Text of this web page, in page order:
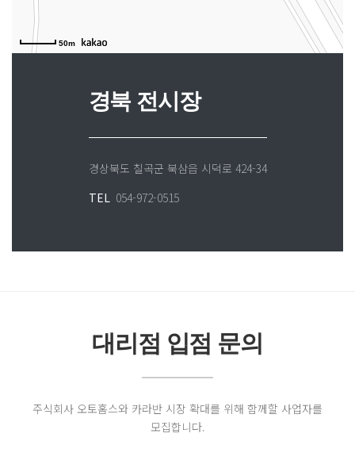
50m
경북 전시장
경상북도 칠곡군 북삼읍 시덕로 424-34
TEL 054-972-0515
대리점 입점 문의
주식회사 오토홈스와 카라반 시장 확대를 위해 함께할 사업자를
모집합니다.